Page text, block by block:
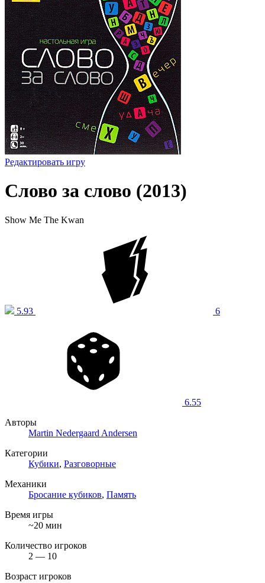
Редактировать игру
Слово за слово (2013)
Show Me The Kwan
5.93 6
6.55
Авторы
Martin Nedergaard Andersen
Категории
Кубики, Разговорные
Механики
Бросание кубиков, Память
Время игры
~20 мин
Количество игроков
2 — 10
Возраст игроков